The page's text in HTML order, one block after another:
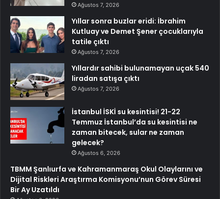
Ağustos 7, 2026
Yıllar sonra buzlar eridi: İbrahim
Kutluay ve Demet Şener çocuklarıyla
tatile çıktı
Ağustos 7, 2026
Yıllardır sahibi bulunamayan uçak 540
liradan satışa çıktı
Ağustos 7, 2026
İstanbul İSKİ su kesintisi! 21-22
Temmuz İstanbul’da su kesintisi ne
zaman bitecek, sular ne zaman
gelecek?
Ağustos 6, 2026
TBMM Şanlıurfa ve Kahramanmaraş Okul Olaylarını ve
Dijital Riskleri Araştırma Komisyonu’nun Görev Süresi
Bir Ay Uzatıldı